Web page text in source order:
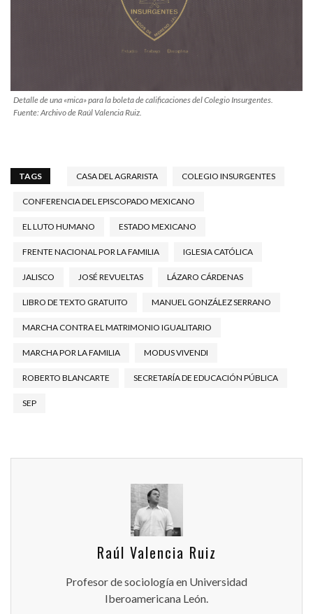
Detalle de una «mica» para la boleta de calificaciones del Colegio Insurgentes.
Fuente: Archivo de Raúl Valencia Ruiz.
TAGS CASA DEL AGRARISTA COLEGIO INSURGENTES
CONFERENCIA DEL EPISCOPADO MEXICANO
EL LUTO HUMANO ESTADO MEXICANO
FRENTE NACIONAL POR LA FAMILIA IGLESIA CATÓLICA
JALISCO JOSÉ REVUELTAS LÁZARO CÁRDENAS
LIBRO DE TEXTO GRATUITO MANUEL GONZÁLEZ SERRANO
MARCHA CONTRA EL MATRIMONIO IGUALITARIO
MARCHA POR LA FAMILIA MODUS VIVENDI
ROBERTO BLANCARTE SECRETARÍA DE EDUCACIÓN PÚBLICA
SEP
Raúl Valencia Ruiz
Profesor de sociología en Universidad
Iberoamericana León.